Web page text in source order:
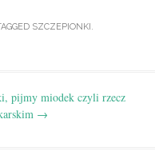
SZCZEPIONKI.
pijmy miodek czyli rzecz
→